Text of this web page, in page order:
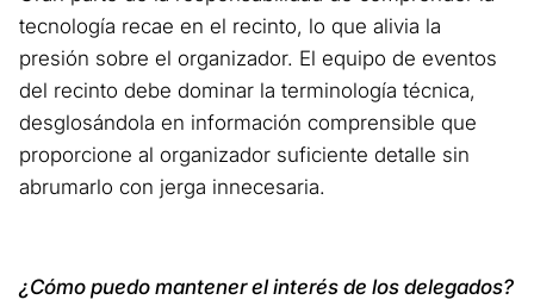
tecnología recae en el recinto, lo que alivia la
presión sobre el organizador. El equipo de eventos
del recinto debe dominar la terminología técnica,
desglosándola en información comprensible que
proporcione al organizador suficiente detalle sin
abrumarlo con jerga innecesaria.
¿Cómo puedo mantener el interés de los delegados?